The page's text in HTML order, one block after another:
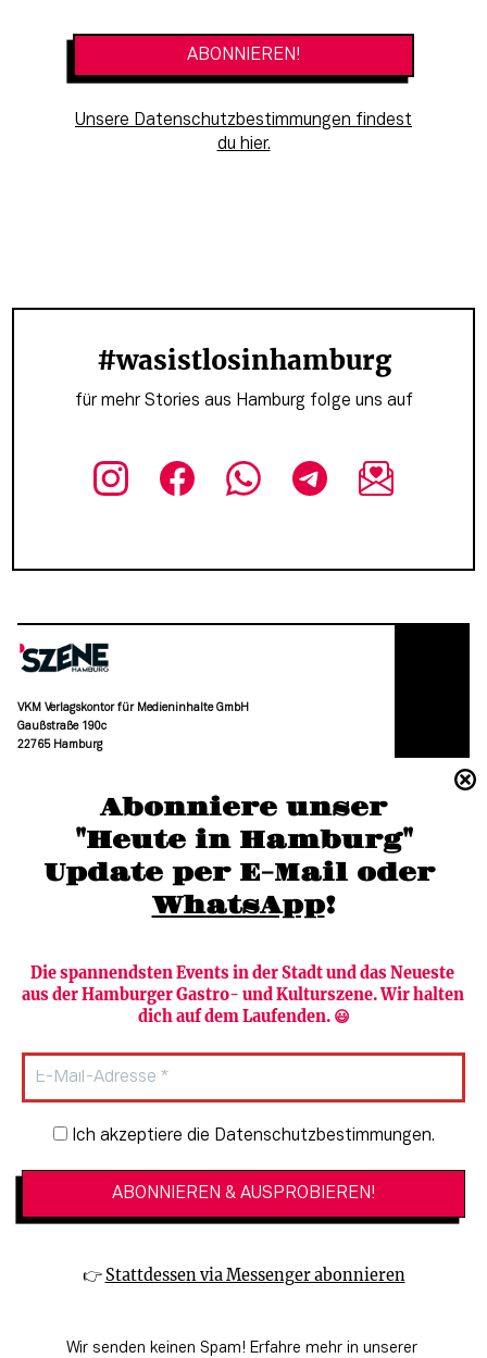
Abonniere unser
"Heute in Hamburg"
Update per E-Mail oder
WhatsApp!
Die spannendsten Events in der Stadt und das Neueste
aus der Hamburger Gastro- und Kulturszene. Wir halten
dich auf dem Laufenden. 😃
Newsletter-Anmeldung
Ich akzeptiere die Datenschutzbestimmungen.
👉 Stattdessen via Messenger abonnieren
Wir senden keinen Spam! Erfahre mehr in unserer
Unsere Datenschutzbestimmungen findest
du hier.
#wasistlosinhamburg
für mehr Stories aus Hamburg folge uns auf
VKM Verlagskontor für Medieninhalte GmbH
Gaußstraße 190c
22765 Hamburg
moc.grubmah-enezs@ofni
Newsletter abonnieren
HAMBURG PUR
🔗 Kinoprogramm
🔗 Genuss-Guide Hamburg
Datenschutzbestimmungen